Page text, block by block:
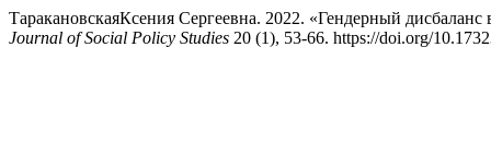
ТаракановскаяКсения Сергеевна. 2022. «Гендерный
Journal of Social Policy Studies 20 (1), 53-66. https://doi.org/